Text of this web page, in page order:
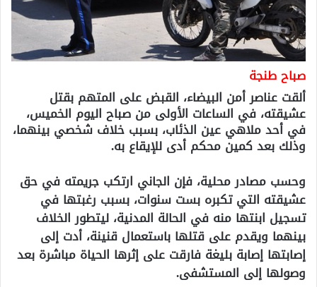
صباح طنجة
ألقت عناصر أمن البيضاء، القبض على المتهم بقتل
عشيقته، في الساعات الأولى من صباح اليوم الخميس،
في أحد ملاهي عين الذئاب، بسبب خلاف شخصي بينهما،
وذلك بعد كمين محكم أدى للإيقاع به.
وحسب مصادر محلية، فإن الجاني ارتكب جريمته في حق
عشيقته التي تكبره بست سنوات، بسبب رغبتها في
تسجيل ابنتها منه في الحالة المدنية، ليتطور الخلاف
بينهما ويقدم على قتلها باستعمال قنينة، أدت إلى
إصابتها إصابة بليغة فارقت على إثرها الحياة مباشرة بعد
وصولها إلى المستشفى.